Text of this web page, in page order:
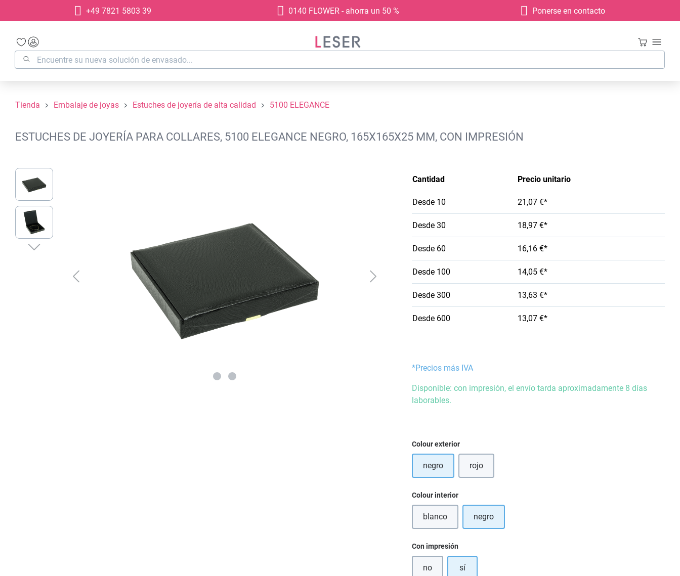
Saltar a la navegación principal
+49 7821 5803 39 0140 FLOWER - ahorra un 50 % Ponerse en contacto
Tienda Embalaje de joyas Estuches de joyería de alta calidad 5100 ELEGANCE
ESTUCHES DE JOYERÍA PARA COLLARES, 5100 ELEGANCE NEGRO, 165X165X25 MM, CON IMPRESIÓN
Omitir galería de imágenes
Cantidad Precio unitario
Desde 10 21,07 €*
Desde 30 18,97 €*
Desde 60 16,16 €*
Desde 100 14,05 €*
Desde 300 13,63 €*
Desde 600 13,07 €*
*Precios más IVA
Disponible: con impresión, el envío tarda aproximadamente 8 días
laborables.
Seleccione
Colour exterior
negro rojo(Esta opción no está disponible en este momento.)
Seleccione
Colour interior
blanco(Esta opción no está disponible en este momento.)
negro
Seleccione
Con impresión
no sí